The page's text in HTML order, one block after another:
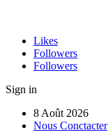
Likes
Followers
Followers
Sign in
8 Août 2026
Nous Conctacter